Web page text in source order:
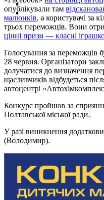
опублікували там
малюнків, а користувачі за
трьох переможців. Вони
цінні призи — класні
Голосування за переможців
28 червня. Організатори
долучатися до визначення
щасливчиків відбудеться
автоцентрі
Конкурс пройшов за
Полтавської міської ради.
У разі виникнення
(Володимир).